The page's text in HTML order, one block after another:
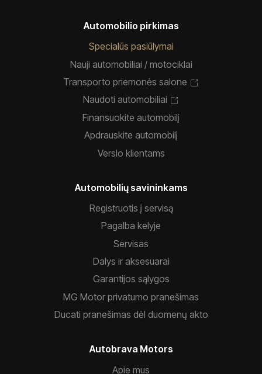
Automobilio pirkimas
Specialūs pasiūlymai
Nauji automobiliai / motociklai
Transporto priemonės salone
Naudoti automobiliai
Finansuokite automobilį
Apdrauskite automobilį
Verslo klientams
Automobilių savininkams
Registruotis į servisą
Pagalba kelyje
Servisas
Dalys ir aksesuarai
Garantijos sąlygos
MG Motor privatumo pranešimas
Ducati pranešimas dėl duomenų akto
Autobrava Motors
Apie mus